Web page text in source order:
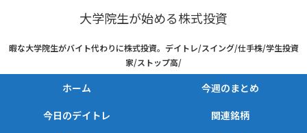
大学院生が始める株式投資
暇な大学院生がバイト代わりに株式投資。デイトレ/スイング/仕手株/学生投資
家/ストップ高/
ホーム
今週のまとめ
今日のデイトレ
関連銘柄